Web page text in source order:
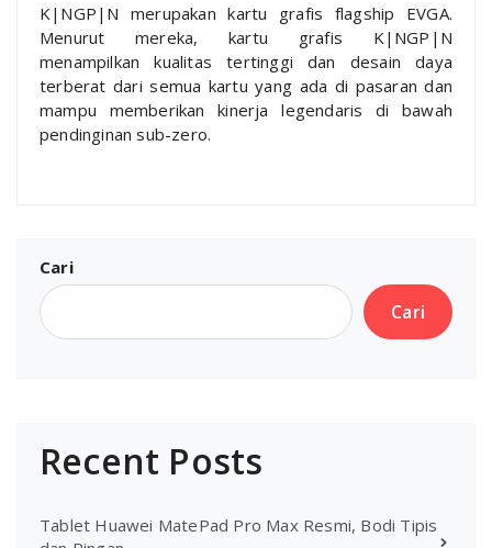
K|NGP|N merupakan kartu grafis flagship EVGA.
Menurut mereka, kartu grafis K|NGP|N
menampilkan kualitas tertinggi dan desain daya
terberat dari semua kartu yang ada di pasaran dan
mampu memberikan kinerja legendaris di bawah
pendinginan sub-zero.
Cari
Cari
Recent Posts
Tablet Huawei MatePad Pro Max Resmi, Bodi Tipis